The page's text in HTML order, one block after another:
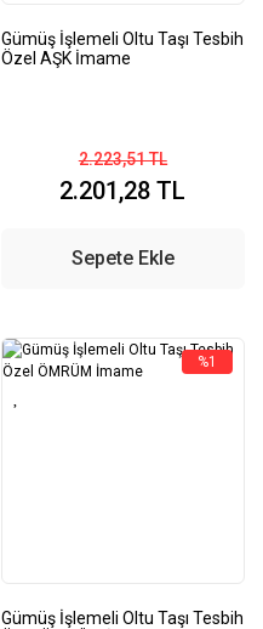
Gümüş İşlemeli Oltu Taşı Tesbih
Özel AŞK İmame
2.223,51 TL
2.201,28 TL
Sepete Ekle
%1
Gümüş İşlemeli Oltu Taşı Tesbih